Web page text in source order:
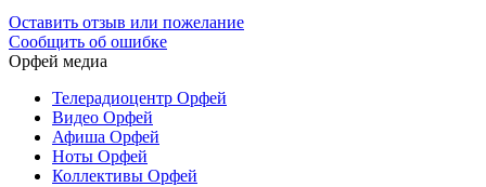
Оставить отзыв или пожелание
Сообщить об ошибке
Орфей медиа
Телерадиоцентр Орфей
Видео Орфей
Афиша Орфей
Ноты Орфей
Коллективы Орфей